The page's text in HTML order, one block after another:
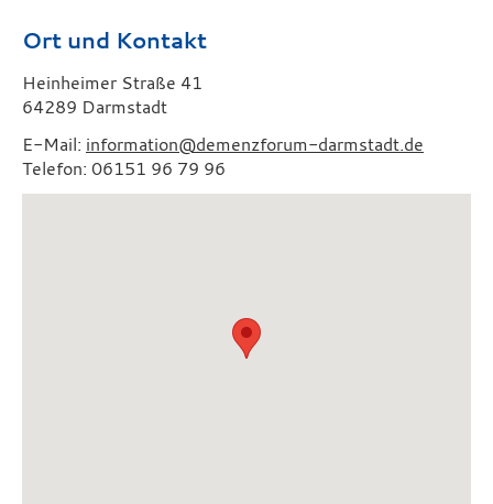
Ort und Kontakt
Heinheimer Straße 41
64289 Darmstadt
E-Mail: information@demenzforum-darmstadt.de
Telefon: 06151 96 79 96